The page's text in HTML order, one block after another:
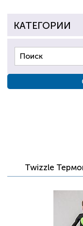
Twizzle
КАТЕГОРИИ